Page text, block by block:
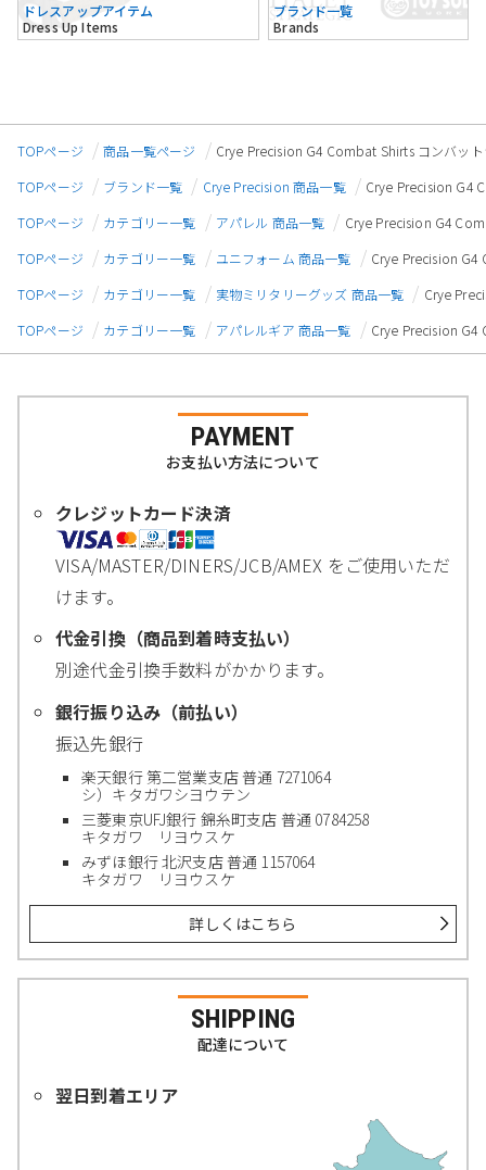
ドレスアップアイテム
Dress Up Items
ブランド一覧
Brands
TOPページ 商品一覧ページ
Crye Precision G4 Combat Shirts コンバッ
TOPページ
ブランド一覧 Crye Precision 商品一覧
Crye Precision G4
TOPページ
カテゴリー一覧 アパレル 商品一覧
Crye Precision G4
TOPページ
カテゴリー一覧 ユニフォーム 商品一覧
Crye Precision G4
TOPページ
カテゴリー一覧 実物ミリタリーグッズ 商品一覧
Crye
TOPページ
カテゴリー一覧 アパレルギア 商品一覧 Crye Precision G4
PAYMENT
お支払い方法について
クレジットカード決済
VISA/MASTER/DINERS/JCB/AMEX をご使用いただ
けます。
代金引換（商品到着時支払い）
別途代金引換手数料がかかります。
銀行振り込み（前払い）
振込先銀行
楽天銀行 第二営業支店 普通 7271064
シ）キタガワシヨウテン
三菱東京UFJ銀行 錦糸町支店 普通 0784258
キタガワ リヨウスケ
みずほ銀行 北沢支店 普通 1157064
キタガワ リヨウスケ
詳しくはこちら
SHIPPING
配達について
翌日到着エリア